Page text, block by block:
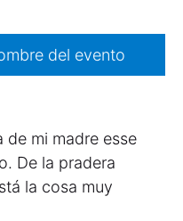
del evento
de mi madre esse
De la pradera
la cosa muy